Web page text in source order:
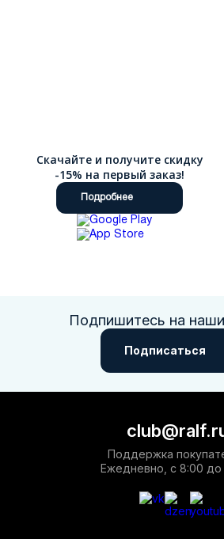
Скачайте и получите скидку
-15% на первый заказ!
Подробнее
Подпишитесь на
Подписаться
Поддержка
Ежедневно, с 8:00 до